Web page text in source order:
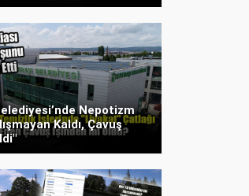
Nepotizm
Kaldı, Çavuş